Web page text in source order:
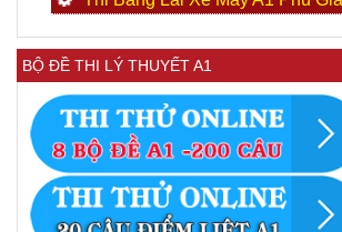
BỘ ĐỀ THI LÝ THUYẾT A1